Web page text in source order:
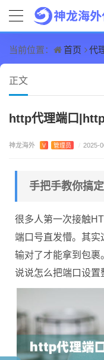
当前位置： 首页 代
正文
http代理端口
神龙海外 V 管理员 / 2025-
手把手教你搞
很多人第一次接触
端口号直发懵。其实
输对了才能拿到包裹
说说怎么把端口设置